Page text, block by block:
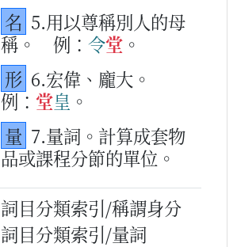
名 5.用以尊稱別人的母
稱。
例： 令堂 。
形 6.宏偉、龐大。
例： 堂皇 。
量 7.量詞。計算成套物
品或課程分節的單位。
詞目分類索引/稱謂身分
詞目分類索引/量詞